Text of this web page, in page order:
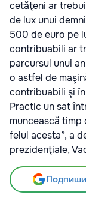
cetăţeni ar
de lux unui
500 de euro pe
contribuabili ar
parcursul unui
o astfel de
contribuabili şi
Practic un sat
muncească timp
felul acesta”, a
prezidenţiale,